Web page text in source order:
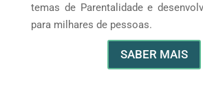
temas de Parentalidade e
para milhares de pessoas.
SABER MAIS